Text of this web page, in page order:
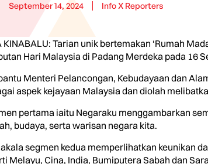
September 14, 2024 Info X Reporters
KINABALU: Tarian unik bertemakan ‘Rumah
Hari Malaysia di Padang Merdeka pada 16
Menteri Pelancongan, Kebudayaan dan
aspek kejayaan Malaysia dan diolah
pertama iaitu Negaraku menggambarkan
budaya, serta warisan negara kita.
segmen kedua memperlihatkan keunikan
Melayu, Cina, India, Bumiputera Sabah dan